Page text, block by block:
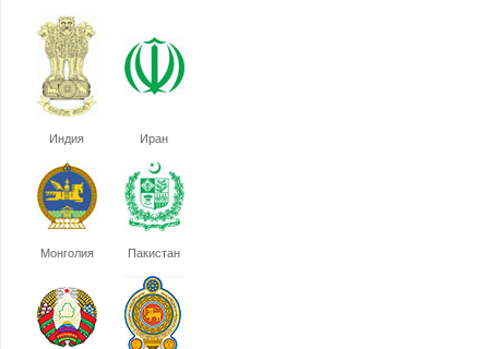
Индия Иран
Монголия Пакистан